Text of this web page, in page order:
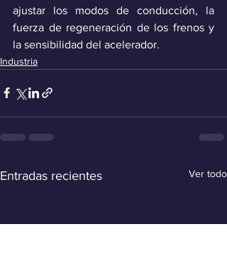
ajustar los modos de conducción, la
fuerza de regeneración de los frenos y
la sensibilidad del acelerador.
Industria
Entradas recientes Ver todo